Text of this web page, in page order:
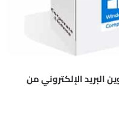
الإلكتروني من